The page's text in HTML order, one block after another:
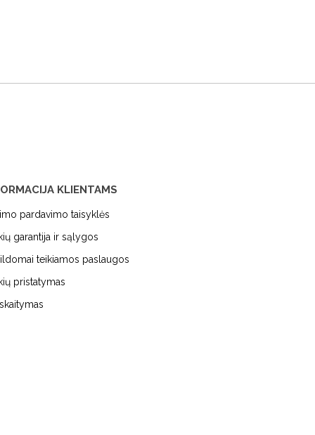
KLIENTAMS
pardavimo taisyklės
garantija ir sąlygos
teikiamos paslaugos
pristatymas